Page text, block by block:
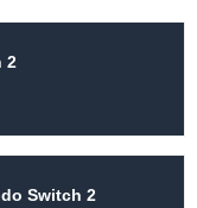
2
Switch 2